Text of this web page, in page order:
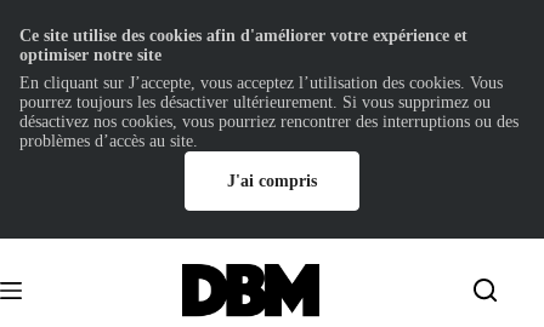
contenu
Ce site utilise des cookies afin d'améliorer votre expérience et
optimiser notre site
En cliquant sur J’accepte, vous acceptez l’utilisation des cookies. Vous
pourrez toujours les désactiver ultérieurement. Si vous supprimez ou
désactivez nos cookies, vous pourriez rencontrer des interruptions ou des
problèmes d’accès au site.
J'ai compris